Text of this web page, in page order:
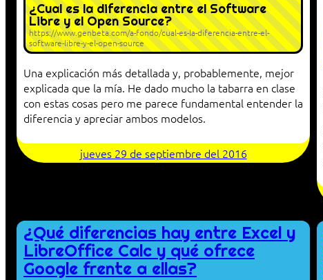
¿Cual es la diferencia entre el Software
Libre y el Open Source?
https://www.genbeta.com/a-fondo/cual-es-la-diferencia-entre-el-
software-libre-y-el-open-source
Una explicación más detallada y, probablemente, mejor
explicada que la mía. He dado mucho la tabarra en clase
con estas cosas pero me parece fundamental entender la
diferencia y apreciar ambos modelos.
jueves 29 de septiembre del 2016
¿Qué diferencias hay entre Excel y
LibreOffice Calc y qué ofrece
Google frente a ellas?